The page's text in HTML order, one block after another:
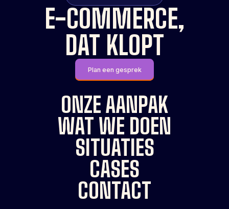
E-COMMERCE,
DAT KLOPT
Plan een gesprek
ONZE AANPAK
WAT WE DOEN
SITUATIES
CASES
CONTACT